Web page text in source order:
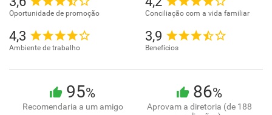
Oportunidade de promoção Conciliação com a vida familiar
4,3
Ambiente de trabalho
3,9
Benefícios
95%
Recomendaria a um amigo
86%
Aprovam a diretoria (de 188